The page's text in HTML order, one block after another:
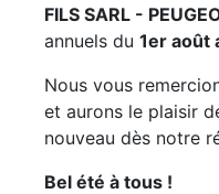
FILS SARL -
annuels du 1er août
Nous vous
et aurons le plaisir
nouveau dès notre
Bel été à tous !